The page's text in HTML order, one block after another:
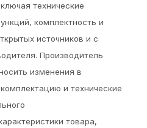
технические
комплектность и
источников и с
Производитель
изменения в
и технические
товара,